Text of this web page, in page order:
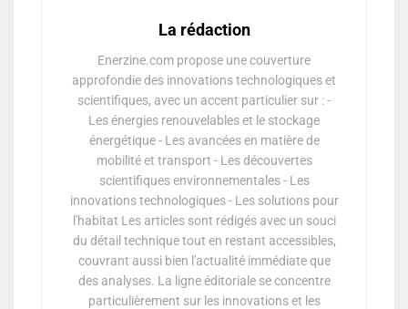
La rédaction
Enerzine.com propose une couverture
approfondie des innovations technologiques et
scientifiques, avec un accent particulier sur : -
Les énergies renouvelables et le stockage
énergétique - Les avancées en matière de
mobilité et transport - Les découvertes
scientifiques environnementales - Les
innovations technologiques - Les solutions pour
l'habitat Les articles sont rédigés avec un souci
du détail technique tout en restant accessibles,
couvrant aussi bien l'actualité immédiate que
des analyses. La ligne éditoriale se concentre
particulièrement sur les innovations et les